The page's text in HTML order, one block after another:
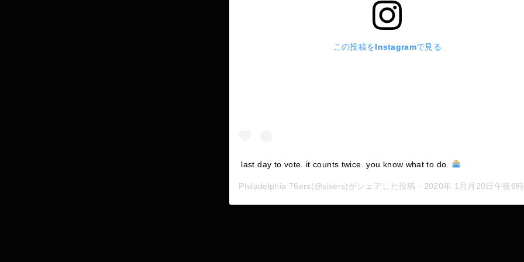
この投稿をInstagramで見る
last day to vote. it counts twice. you know what to do.
Philadelphia 76ers(@sixers)がシェアした投稿 - 2020年 1月月20日午後6時01分PST